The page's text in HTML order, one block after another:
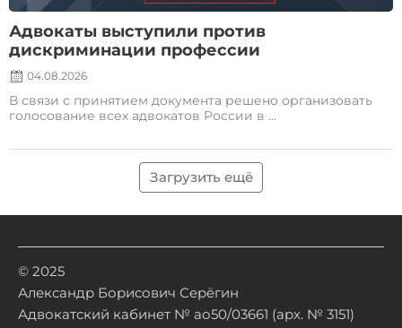
Адвокаты выступили против
дискриминации профессии
04.08.2026
В связи с принятием документа решено организовать
голосование всех адвокатов России в ...
Загрузить ещё
© 2025
Александр Борисович Серёгин
Адвокатский кабинет № ао50/03661 (арх. № 3151)